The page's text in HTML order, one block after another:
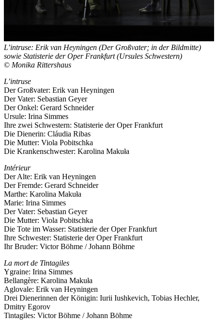
L’intruse: Erik van Heyningen (Der Großvater; in der Bildmitte)
sowie Statisterie der Oper Frankfurt (Ursules Schwestern)
© Monika Rittershaus
L’intruse
Der Großvater: Erik van Heyningen
Der Vater: Sebastian Geyer
Der Onkel: Gerard Schneider
Ursule: Irina Simmes
Ihre zwei Schwestern: Statisterie der Oper Frankfurt
Die Dienerin: Cláudia Ribas
Die Mutter: Viola Pobitschka
Die Krankenschwester: Karolina Makuła
Intérieur
Der Alte: Erik van Heyningen
Der Fremde: Gerard Schneider
Marthe: Karolina Makuła
Marie: Irina Simmes
Der Vater: Sebastian Geyer
Die Mutter: Viola Pobitschka
Die Tote im Wasser: Statisterie der Oper Frankfurt
Ihre Schwester: Statisterie der Oper Frankfurt
Ihr Bruder: Victor Böhme / Johann Böhme
La mort de Tintagiles
Ygraine: Irina Simmes
Bellangère: Karolina Makuła
Aglovale: Erik van Heyningen
Drei Dienerinnen der Königin: Iurii Iushkevich, Tobias Hechler,
Dmitry Egorov
Tintagiles: Victor Böhme / Johann Böhme